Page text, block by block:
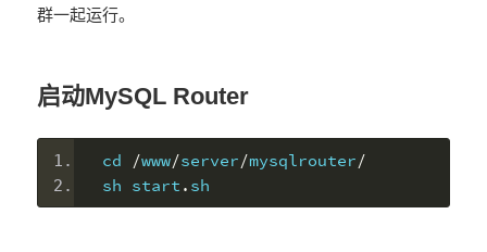
群一起运行。
启动MySQL Router
cd /www/server/mysqlrouter/
sh start . sh